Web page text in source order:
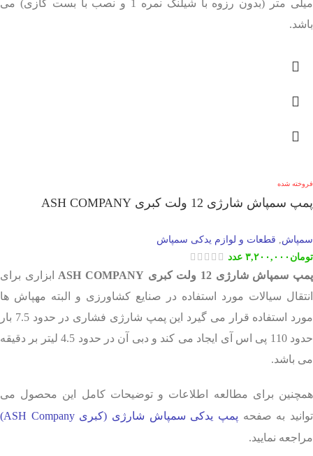
میلی متر (بدون رزوه با شیلنگ نمره 1 و نصب با بست گازی) می
باشد.
فروخته شده
پمپ سمپاش شارژی 12 ولت کبری ASH COMPANY
سمپاش قطعات و لوازم یدکی سمپاش
تومان ۳,۲۰۰,۰۰۰ عدد
پمپ سمپاش شارژی 12 ولت کبری ASH COMPANY
ابزاری برای
انتقال سیالات مورد استفاده در صنایع کشاورزی و البته مهپاش ها
مورد استفاده قرار می گیرد این پمپ شارژی فشاری در حدود 7.5 بار
حدود 110 پی اس آی ایجاد می کند و دبی آن در حدود 4.5 لیتر بر دقیقه
می باشد.
همچنین برای مطالعه اطلاعات و توضیحات کامل این محصول می
توانید به صفحه پمپ یدکی سمپاش شارژی (کبری ASH Company)
مراجعه نمایید.